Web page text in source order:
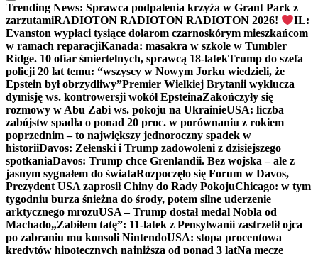
Trending News: Sprawca podpalenia krzyża w Grant Park z
zarzutamiRADIOTON RADIOTON RADIOTON 2026!
IL:
Evanston wypłaci tysiące dolarom czarnoskórym mieszkańcom
w ramach reparacjiKanada: masakra w szkole w Tumbler
Ridge. 10 ofiar śmiertelnych, sprawcą 18-latekTrump do szefa
policji 20 lat temu: “wszyscy w Nowym Jorku wiedzieli, że
Epstein był obrzydliwy”Premier Wielkiej Brytanii wyklucza
dymisję ws. kontrowersji wokół EpsteinaZakończyły się
rozmowy w Abu Zabi ws. pokoju na UkrainieUSA: liczba
zabójstw spadła o ponad 20 proc. w porównaniu z rokiem
poprzednim – to największy jednoroczny spadek w
historiiDavos: Zełenski i Trump zadowoleni z dzisiejszego
spotkaniaDavos: Trump chce Grenlandii. Bez wojska – ale z
jasnym sygnałem do świataRozpoczęło się Forum w Davos,
Prezydent USA zaprosił Chiny do Rady PokojuChicago: w tym
tygodniu burza śnieżna do środy, potem silne uderzenie
arktycznego mrozuUSA – Trump dostał medal Nobla od
Machado„Zabiłem tatę”: 11-latek z Pensylwanii zastrzelił ojca
po zabraniu mu konsoli NintendoUSA: stopa procentowa
kredytów hipotecznych najniższa od ponad 3 latNa mecze